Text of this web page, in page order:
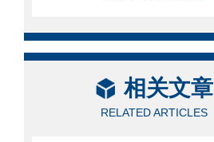
相关文章
RELATED ARTICLES